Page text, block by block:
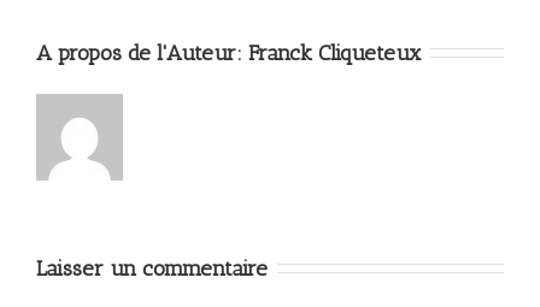
A propos de l'Auteur: Franck Cliqueteux
Laisser un commentaire